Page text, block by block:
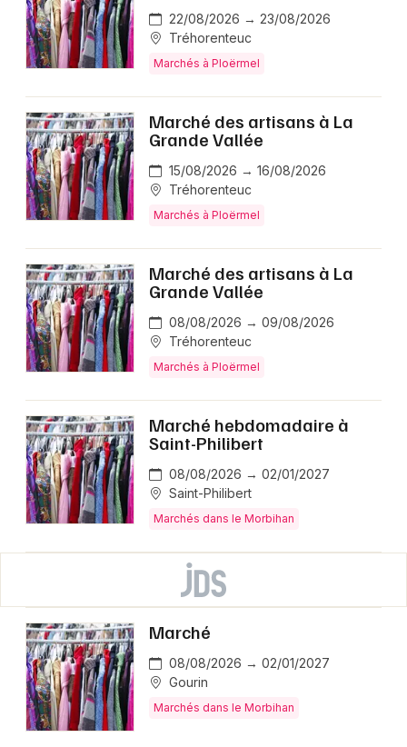
22/08/2026 → 23/08/2026
Tréhorenteuc
Marchés à Ploërmel
Marché des artisans à La
Grande Vallée
15/08/2026 → 16/08/2026
Tréhorenteuc
Marchés à Ploërmel
Marché des artisans à La
Grande Vallée
08/08/2026 → 09/08/2026
Tréhorenteuc
Marchés à Ploërmel
Marché hebdomadaire à
Saint-Philibert
08/08/2026 → 02/01/2027
Saint-Philibert
Marchés dans le Morbihan
Marché
08/08/2026 → 02/01/2027
Gourin
Marchés dans le Morbihan